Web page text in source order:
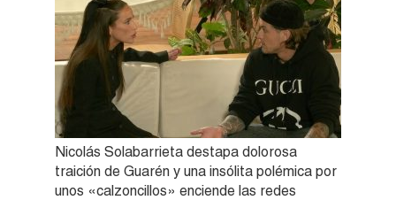
Nicolás Solabarrieta destapa dolorosa
traición de Guarén y una insólita polémica por
unos «calzoncillos» enciende las redes